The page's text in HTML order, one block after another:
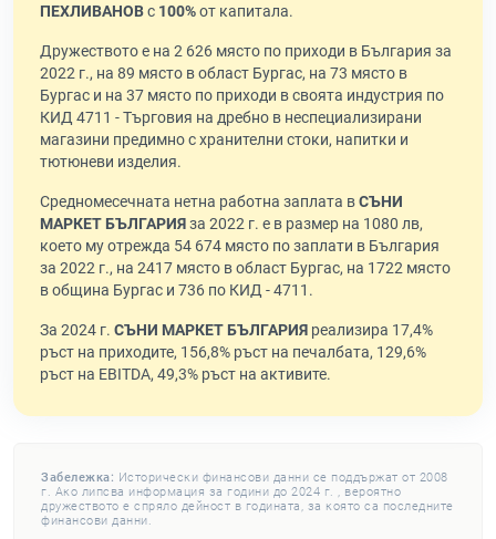
ПЕХЛИВАНОВс 100%от капитала.
Дружеството е на 2 626 място по приходи в България за
2022 г., на 89 място в област Бургас, на 73 място в
Бургас и на 37 място по приходи в своята индустрия по
КИД 4711 - Търговия на дребно в неспециализирани
магазини предимно с хранителни стоки, напитки и
тютюневи изделия.
Средномесечната нетна работна заплата вСЪНИ
МАРКЕТ БЪЛГАРИЯза 2022 г. е в размер на 1080 лв,
което му отрежда 54 674 място по заплати в България
за 2022 г., на 2417 място в област Бургас, на 1722 място
в община Бургас и 736 по КИД - 4711.
За 2024 г. СЪНИ МАРКЕТ БЪЛГАРИЯ реализира 17,4%
ръст на приходите, 156,8% ръст на печалбата, 129,6%
ръст на EBITDA, 49,3% ръст на активите.
Забележка: Исторически финансови данни се поддържат от 2008
г. Ако липсва информация за години до 2024 г. , вероятно
дружеството е спряло дейност в годината, за която са последните
финансови данни.